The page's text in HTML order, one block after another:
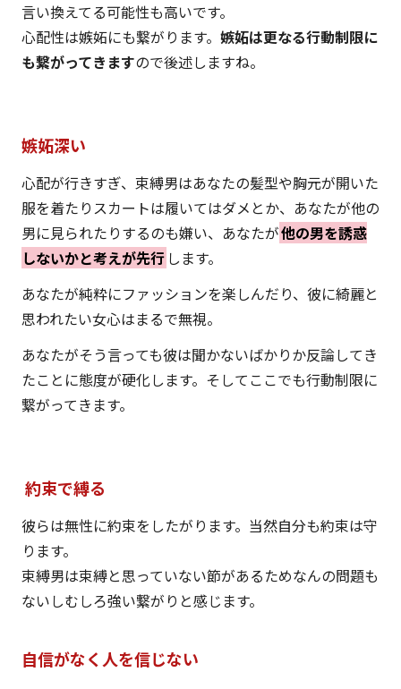
言い換えてる可能性も高いです。
心配性は嫉妬にも繋がります。 嫉妬は更なる行動制限に
も繋がってきますので後述しますね。
嫉妬深い
心配が行きすぎ、束縛男はあなたの髪型や胸元が開いた
服を着たりスカートは履いてはダメとか、あなたが他の
男に見られたりするのも嫌い、あなたが他の男を誘惑
しないかと考えが先行 します。
あなたが純粋にファッションを楽しんだり、彼に綺麗と
思われたい女心はまるで無視。
あなたがそう言っても彼は聞かないばかりか反論してき
たことに態度が硬化します。そしてここでも行動制限に
繋がってきます。
約束で縛る
彼らは無性に約束をしたがります。当然自分も約束は守
ります。
束縛男は束縛と思っていない節があるためなんの問題も
ないしむしろ強い繋がりと感じます。
自信がなく人を信じない